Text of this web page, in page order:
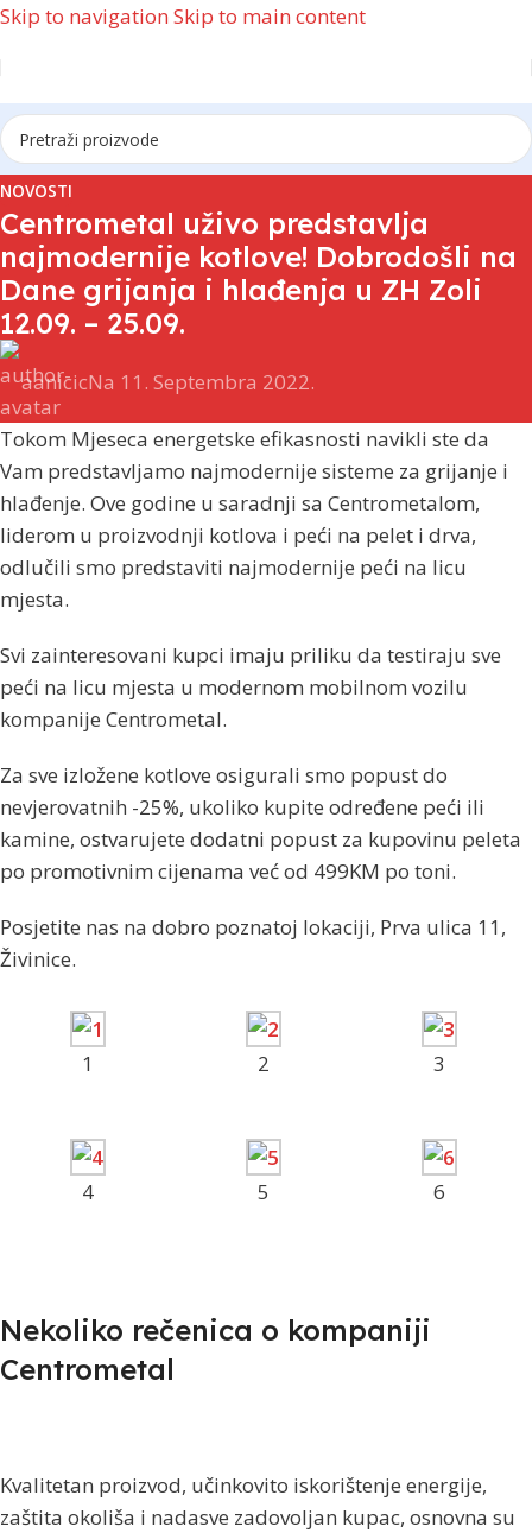
Skip to navigation Skip to main content
NOVOSTI
Centrometal uživo predstavlja
najmodernije kotlove! Dobrodošli na
Dane grijanja i hlađenja u ZH Zoli
12.09. – 25.09.
aanicicNa 11. Septembra 2022.
Tokom Mjeseca energetske efikasnosti navikli ste da
Vam predstavljamo najmodernije sisteme za grijanje i
hlađenje. Ove godine u saradnji sa Centrometalom,
liderom u proizvodnji kotlova i peći na pelet i drva,
odlučili smo predstaviti najmodernije peći na licu
mjesta.
Svi zainteresovani kupci imaju priliku da testiraju sve
peći na licu mjesta u modernom mobilnom vozilu
kompanije Centrometal.
Za sve izložene kotlove osigurali smo popust do
nevjerovatnih -25%, ukoliko kupite određene peći ili
kamine, ostvarujete dodatni popust za kupovinu peleta
po promotivnim cijenama već od 499KM po toni.
Posjetite nas na dobro poznatoj lokaciji, Prva ulica 11,
Živinice.
1 2 3
4 5 6
Nekoliko rečenica o kompaniji
Centrometal
Kvalitetan proizvod, učinkovito iskorištenje energije,
zaštita okoliša i nadasve zadovoljan kupac, osnovna su